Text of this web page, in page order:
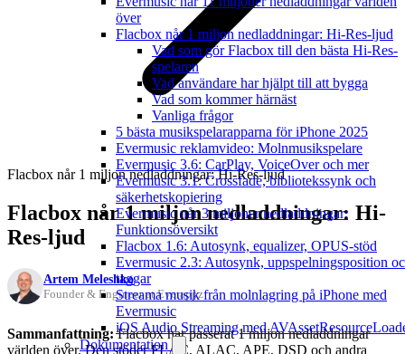
över
Flacbox når 1 miljon nedladdningar: Hi-Res-ljud
Vad som gör Flacbox till den bästa Hi-Res-
spelaren
Vad användare har hjälpt till att bygga
Vad som kommer härnäst
Vanliga frågor
5 bästa musikspelarapparna för iPhone 2025
Evermusic reklamvideo: Molnmusikspelare
Evermusic 3.6: CarPlay, VoiceOver och mer
Evermusic 3.1: Crossfade, bibliotekssynk och
säkerhetskopiering
Evermusic når 3 miljoner nedladdningar:
Funktionsöversikt
Flacbox 1.6: Autosynk, equalizer, OPUS-stöd
Evermusic 2.3: Autosynk, uppspelningsposition
taggar
Streama musik från molnlagring på iPhone med
Evermusic
iOS Audio Streaming med
Dokumentation
Flacbox når 1 miljon nedladdningar: Hi-Res-ljud
Flacbox når 1 miljon nedladdningar: Hi-
Res-ljud
Artem Meleshko
Founder & Engineer at Everappz
Sammanfattning:Flacbox har passerat 1 miljon nedladdningar
världen över. Den stöder FLAC, ALAC, APE, DSD och andra